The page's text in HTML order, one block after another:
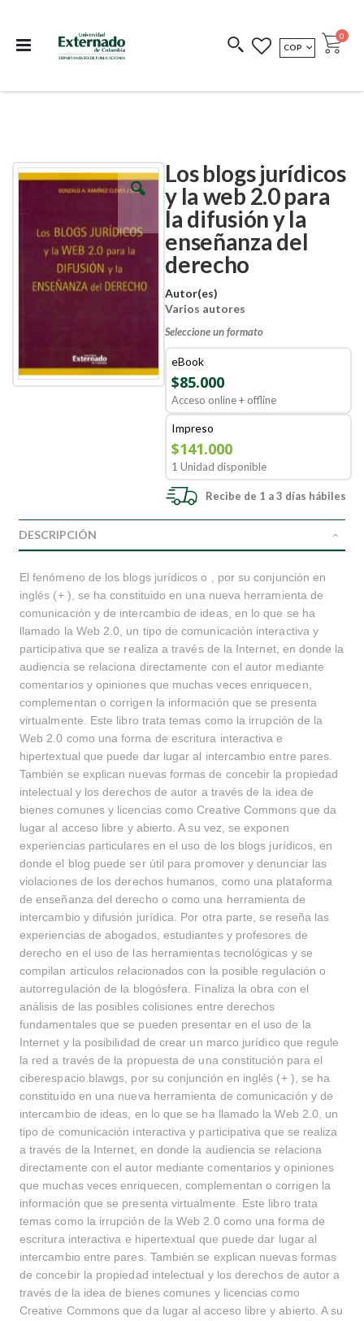
COEDICIONES REDIMIR CÓDIGO
MONEDA
COP Cart
0
Los blogs jurídicos
y la web 2.0 para
la difusión y la
enseñanza del
derecho
Autor(es)
Varios autores
Seleccione un formato
eBook
$85.000
Acceso online + offline
Impreso
$141.000
1 Unidad disponible
Recibe de 1 a 3 días hábiles
Skip
to
images
Skip
to
images
DESCRIPCIÓN
El fenómeno de los blogs jurídicos o , por su conjunción en
inglés (+ ), se ha constituido en una nueva herramienta de
comunicación y de intercambio de ideas, en lo que se ha
llamado la Web 2.0, un tipo de comunicación interactiva y
participativa que se realiza a través de la Internet, en donde la
audiencia se relaciona directamente con el autor mediante
comentarios y opiniones que muchas veces enriquecen,
complementan o corrigen la información que se presenta
virtualmente. Este libro trata temas como la irrupción de la
Web 2.0 como una forma de escritura interactiva e
hipertextual que puede dar lugar al intercambio entre pares.
También se explican nuevas formas de concebir la propiedad
intelectual y los derechos de autor a través de la idea de
bienes comunes y licencias como Creative Commons que da
lugar al acceso libre y abierto. A su vez, se exponen
experiencias particulares en el uso de los blogs jurídicos, en
donde el blog puede ser útil para promover y denunciar las
violaciones de los derechos humanos, como una plataforma
de enseñanza del derecho o como una herramienta de
intercambio y difusión jurídica. Por otra parte, se reseña las
experiencias de abogados, estudiantes y profesores de
derecho en el uso de las herramientas tecnológicas y se
compilan artículos relacionados con la posible regulación o
autorregulación de la blogósfera. Finaliza la obra con el
análisis de las posibles colisiones entre derechos
fundamentales que se pueden presentar en el uso de la
Internet y la posibilidad de crear un marco jurídico que regule
la red a través de la propuesta de una constitución para el
ciberespacio.blawgs, por su conjunción en inglés (+ ), se ha
constituido en una nueva herramienta de comunicación y de
intercambio de ideas, en lo que se ha llamado la Web 2.0, un
tipo de comunicación interactiva y participativa que se realiza
a través de la Internet, en donde la audiencia se relaciona
directamente con el autor mediante comentarios y opiniones
que muchas veces enriquecen, complementan o corrigen la
información que se presenta virtualmente. Este libro trata
temas como la irrupción de la Web 2.0 como una forma de
escritura interactiva e hipertextual que puede dar lugar al
intercambio entre pares. También se explican nuevas formas
de concebir la propiedad intelectual y los derechos de autor a
través de la idea de bienes comunes y licencias como
Creative Commons que da lugar al acceso libre y abierto. A su